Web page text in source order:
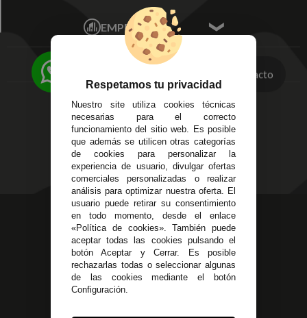
Mis Pedidos
Mis favoritos
FAQ's
Écija - Sevilla
Av. Plaza de Toros.
Local 3
Córdoba
14
Alzira - Valencia
C/ Esplugues, 135
EMPRESA
Aviso Legal
Devoluciones
Política de Privacidad
Pago Seguro
Terminos y
Condiciones Generales
Políticas de Cookies
623 23 31 98
Atendemos Whatsapp
955 44 45 43/955 44 45 44
info@steielectronica.com
Contacto
Respetamos tu privacidad
Nuestro site utiliza cookies técnicas
necesarias para el correcto
funcionamiento del sitio web. Es posible
que además se utilicen otras categorías
de cookies para personalizar la
experiencia de usuario, divulgar ofertas
comerciales personalizadas o realizar
análisis para optimizar nuestra oferta. El
usuario puede retirar su consentimiento
en todo momento, desde el enlace
«Política de cookies». También puede
aceptar todas las cookies pulsando el
botón Aceptar y Cerrar. Es posible
rechazarlas todas o seleccionar algunas
de las cookies mediante el botón
Configuración.